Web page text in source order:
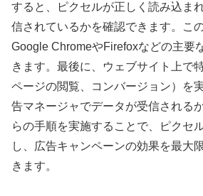
すると、ピクセルが正しく読み込ま
信されているかを確認できます。こ
Google ChromeやFirefoxなどの主要
きます。最後に、ウェブサイト上で
ページの閲覧、コンバージョン）を
告マネージャでデータが受信される
らの手順を実施することで、ピクセ
し、広告キャンペーンの効果を最大
きます。